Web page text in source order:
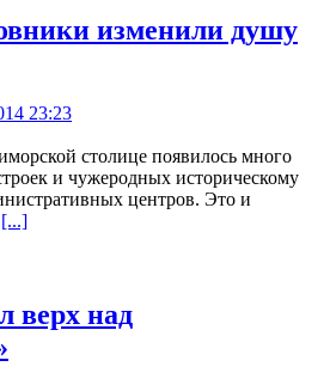
изменили душу
23:23
столице появилось много
и чужеродных историческому
центров. Это и
[...]
верх над